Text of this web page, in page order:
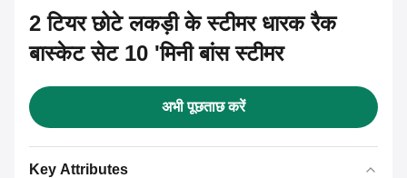
2 टियर छोटे लकड़ी के स्टीमर धारक रैक
बास्केट सेट 10 'मिनी बांस स्टीमर
अभी पूछताछ करें
Key Attributes